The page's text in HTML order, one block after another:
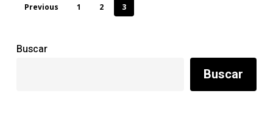
Previous 1 2 3
Buscar
Buscar